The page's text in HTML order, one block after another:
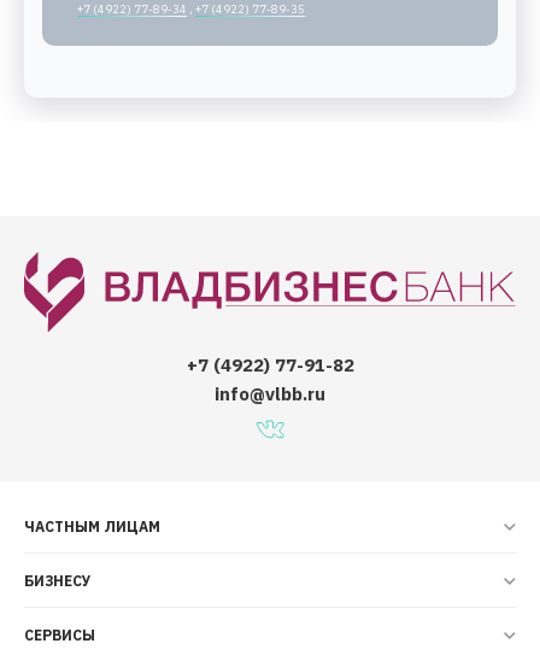
+7 (4922) 77-89-34 , +7 (4922) 77-89-35
+7 (4922) 77-91-82
info@vlbb.ru
ЧАСТНЫМ ЛИЦАМ
БИЗНЕСУ
СЕРВИСЫ